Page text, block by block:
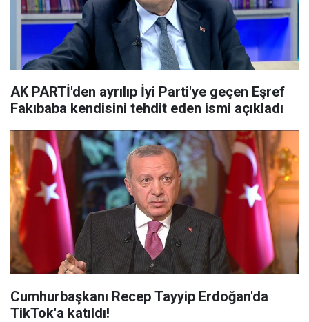
AK PARTİ'den ayrılıp İyi Parti'ye geçen Eşref
Fakıbaba kendisini tehdit eden ismi açıkladı
Cumhurbaşkanı Recep Tayyip Erdoğan'da
TikTok'a katıldı!